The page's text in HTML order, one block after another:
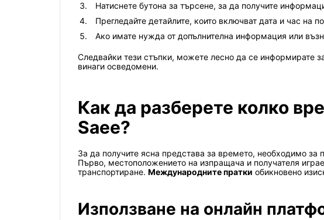
Натиснете бутона за търсене, за да получите
Прегледайте детайлите, които включват дата и час
Ако имате нужда от допълнителна информация или
Следвайки тези стъпки, можете лесно да се информирате
винаги осведомени.
Как да разберете колко
Saee?
За да получите ясна представа за времето, необходимо
Първо, местоположението на изпращача и получателя
транспортиране. Международните пратки обикновено
Използване на онлайн